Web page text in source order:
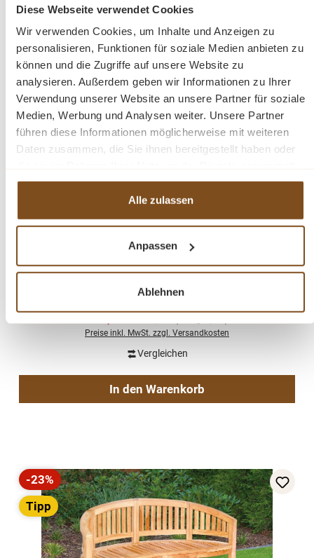
Diese Webseite verwendet Cookies
Wir verwenden Cookies, um Inhalte und Anzeigen zu
personalisieren, Funktionen für soziale Medien anbieten zu
können und die Zugriffe auf unsere Website zu
analysieren. Außerdem geben wir Informationen zu Ihrer
Verwendung unserer Website an unsere Partner für soziale
Medien, Werbung und Analysen weiter. Unsere Partner
führen diese Informationen möglicherweise mit weiteren
Daten zusammen, die Sie ihnen bereitgestellt haben oder
haben.
Alle zulassen
Anpassen
Ablehnen
In den Warenkorb
Rabatt
-22%
Tipp
Holzbank im Wikingerstil
Verkaufspreis:
Preise inkl. MwSt. zzgl. Versandkosten
Vergleichen
In den Warenkorb
Rabatt
-23%
Tipp